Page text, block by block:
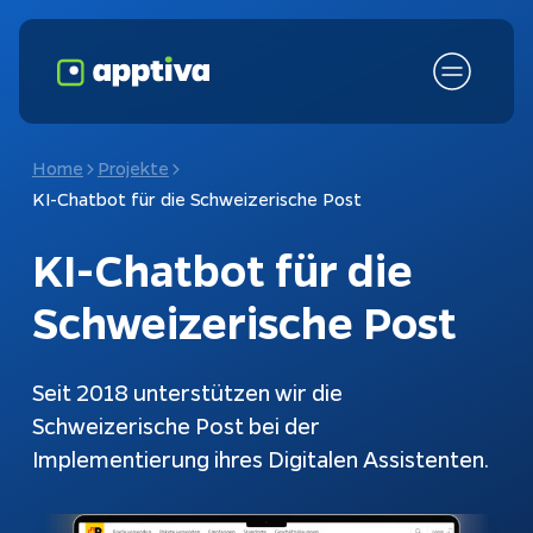
Home
Projekte
KI-Chatbot für die Schweizerische Post
KI-Chatbot für die
Schweizerische Post
Seit 2018 unterstützen wir die
Schweizerische Post bei der
Implementierung ihres Digitalen Assistenten.
Fokusthemen
Kundenanfragen